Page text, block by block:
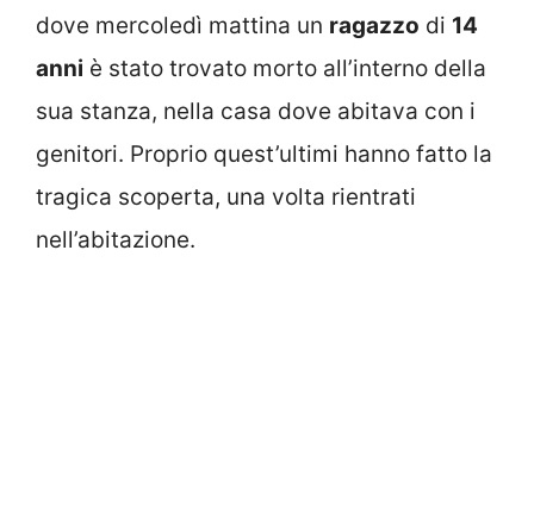
dove mercoledì mattina un ragazzo di 14
anni è stato trovato morto all’interno della
sua stanza, nella casa dove abitava con i
genitori. Proprio quest’ultimi hanno fatto la
tragica scoperta, una volta rientrati
nell’abitazione.